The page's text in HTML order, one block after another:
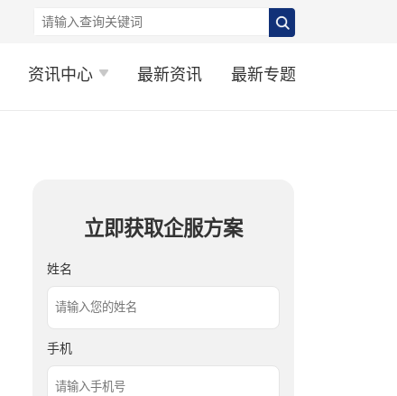
资讯中心 最新资讯 最新专题
立即获取企服方案
姓名
手机